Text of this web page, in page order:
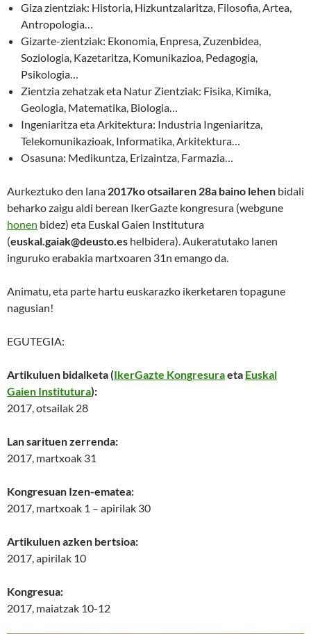
Giza zientziak: Historia, Hizkuntzalaritza, Filosofia, Artea,
Antropologia…
Gizarte-zientziak: Ekonomia, Enpresa, Zuzenbidea,
Soziologia, Kazetaritza, Komunikazioa, Pedagogia,
Psikologia…
Zientzia zehatzak eta Natur Zientziak: Fisika, Kimika,
Geologia, Matematika, Biologia…
Ingeniaritza eta Arkitektura: Industria Ingeniaritza,
Telekomunikazioak, Informatika, Arkitektura…
Osasuna: Medikuntza, Erizaintza, Farmazia…
Aurkeztuko den lana 2017ko otsailaren 28a baino lehen bidali
beharko zaigu aldi berean IkerGazte kongresura (webgune
honen bidez) eta Euskal Gaien Institutura
(euskal.gaiak@deusto.es helbidera). Aukeratutako lanen
inguruko erabakia martxoaren 31n emango da.
Animatu, eta parte hartu euskarazko ikerketaren topagune
nagusian!
EGUTEGIA:
Artikuluen bidalketa (IkerGazte Kongresuraeta Euskal
Gaien Institutura):
2017, otsailak 28
Lan sarituen zerrenda:
2017, martxoak 31
Kongresuan Izen-ematea:
2017, martxoak 1 – apirilak 30
Artikuluen azken bertsioa:
2017, apirilak 10
Kongresua:
2017, maiatzak 10-12